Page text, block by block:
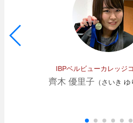
IBPベルビューカレッジ
齊木 優里子 （さいき ゆ